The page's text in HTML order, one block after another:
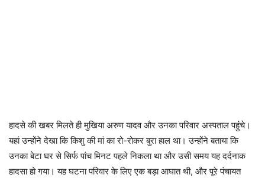
हादसे की खबर मिलते ही मुखिया अरुण यादव और उनका परिवार अस्पताल पहुंचे।
यहां उन्होंने देखा कि किशु की मां का रो-रोकर बुरा हाल था। उन्होंने बताया कि
उनका बेटा घर से सिर्फ पांच मिनट पहले निकला था और उसी समय यह दर्दनाक
हादसा हो गया। यह घटना परिवार के लिए एक बड़ा आघात थी, और पूरे पंचायत